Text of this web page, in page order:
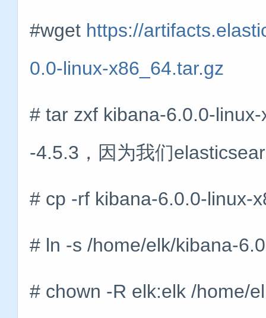
#wget https://
0.0-linux-x86_64.tar.gz
# tar zxf kibana-6.0.0-
-4.5.3，因为我们
# cp -rf kibana-6.0.0-linux-
# ln -s /home/elk/kibana-
# chown -R elk:elk /home/